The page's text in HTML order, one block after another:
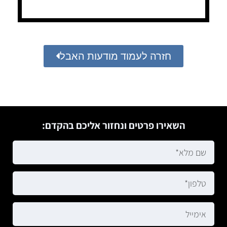
חזרה לעמוד מודעות האבל
השאירו פרטים ונחזור אליכם בהקדם: